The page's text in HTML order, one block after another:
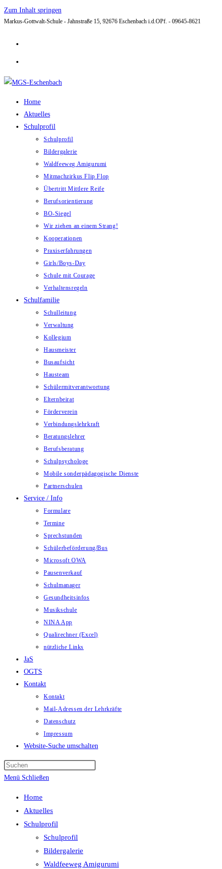
Zum Inhalt springen
Markus-Gottwalt-Schule - Jahnstraße 15, 92676 Eschenbach i.d.OPf. - 09645-8621
Home
Aktuelles
Schulprofil
Schulprofil
Bildergalerie
Waldfeeweg Amigurumi
Mitmachzirkus Flip Flop
Übertritt Mittlere Reife
Berufsorientierung
BO-Siegel
Wir ziehen an einem Strang!
Kooperationen
Praxiserfahrungen
Girls/Boys-Day
Schule mit Courage
Verhaltensregeln
Schulfamilie
Schulleitung
Verwaltung
Kollegium
Hausmeister
Busaufsicht
Hausteam
Schülermitverantwortung
Elternbeirat
Förderverein
Verbindungslehrkraft
Beratungslehrer
Berufsberatung
Schulpsychologe
Mobile sonderpädagogische Dienste
Partnerschulen
Service / Info
Formulare
Termine
Sprechstunden
Schülerbeförderung/Bus
Microsoft OWA
Pausenverkauf
Schulmanager
Gesundheitsinfos
Musikschule
NINA App
Qualirechner (Excel)
nützliche Links
JaS
OGTS
Kontakt
Kontakt
Mail-Adressen der Lehrkräfte
Datenschutz
Impressum
Website-Suche umschalten
Menü Schließen
Home
Aktuelles
Schulprofil
Schulprofil
Bildergalerie
Waldfeeweg Amigurumi